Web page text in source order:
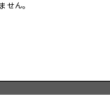
せん。